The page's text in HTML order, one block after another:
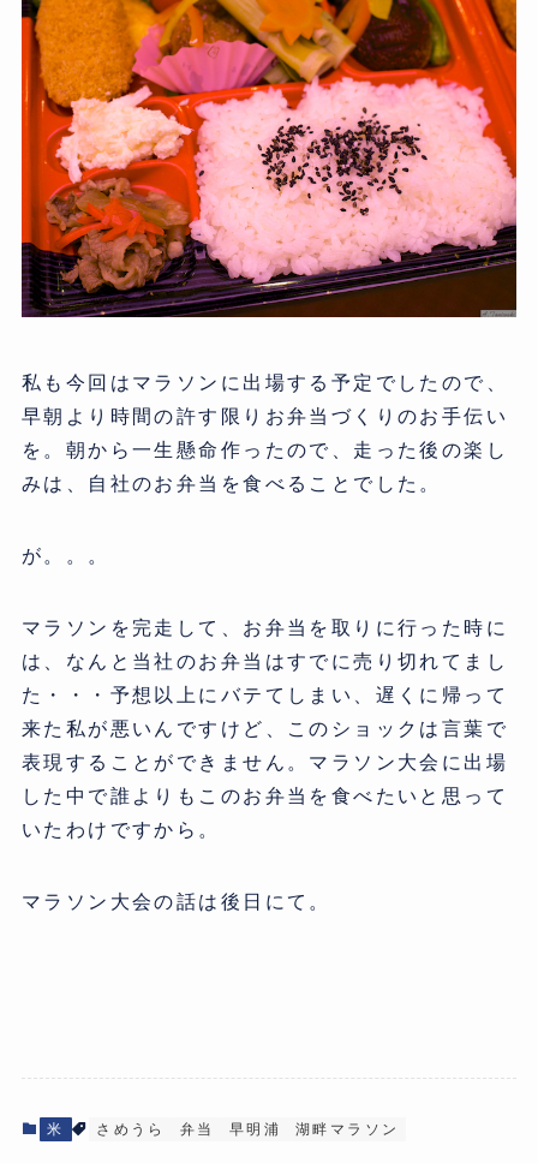
私も今回はマラソンに出場する予定でしたので、
早朝より時間の許す限りお弁当づくりのお手伝い
を。朝から一生懸命作ったので、走った後の楽し
みは、自社のお弁当を食べることでした。
が。。。
マラソンを完走して、お弁当を取りに行った時に
は、なんと当社のお弁当はすでに売り切れてまし
た・・・予想以上にバテてしまい、遅くに帰って
来た私が悪いんですけど、このショックは言葉で
表現することができません。マラソン大会に出場
した中で誰よりもこのお弁当を食べたいと思って
いたわけですから。
マラソン大会の話は後日にて。
米 さめうら 弁当 早明浦 湖畔マラソン